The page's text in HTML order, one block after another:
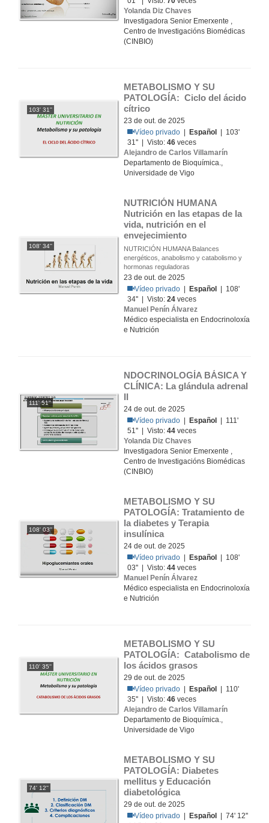
Yolanda Diz Chaves
Investigadora Senior Emerxente ,
Centro de Investigacións Biomédicas
(CINBIO)
103' 31''
METABOLISMO Y SU
PATOLOGÍA:  Ciclo del ácido
cítrico
23 de out. de 2025
Vídeo privado
Español
| 103'
31'' | Visto:46 veces
Alejandro de Carlos Villamarín
Departamento de Bioquímica.,
Universidade de Vigo
108' 34''
NUTRICIÓN HUMANA
Nutrición en las etapas de la
vida, nutrición en el
envejecimiento
NUTRICIÓN HUMANA Balances
energéticos, anabolismo y catabolismo y
hormonas reguladoras
23 de out. de 2025
Vídeo privado
Español
| 108'
34'' | Visto:24 veces
Manuel Penín Álvarez
Médico especialista en Endocrinoloxía
e Nutrición
111' 51''
NDOCRINOLOGÍA BÁSICA Y
CLÍNICA: La glándula adrenal
II
24 de out. de 2025
Vídeo privado
Español
| 111'
51'' | Visto:44 veces
Yolanda Diz Chaves
Investigadora Senior Emerxente ,
Centro de Investigacións Biomédicas
(CINBIO)
108' 03''
METABOLISMO Y SU
PATOLOGÍA: Tratamiento de
la diabetes y Terapia
insulínica
24 de out. de 2025
Vídeo privado
Español
| 108'
03'' | Visto:44 veces
Manuel Penín Álvarez
Médico especialista en Endocrinoloxía
e Nutrición
110' 35''
METABOLISMO Y SU
PATOLOGÍA:  Catabolismo de
los ácidos grasos
29 de out. de 2025
Vídeo privado
Español
| 110'
35'' | Visto:46 veces
Alejandro de Carlos Villamarín
Departamento de Bioquímica.,
Universidade de Vigo
74' 12''
METABOLISMO Y SU
PATOLOGÍA: Diabetes
mellitus y Educación
diabetológica
29 de out. de 2025
Vídeo privado
Español
| 74' 12''